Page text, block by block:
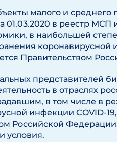
малого и среднего
в реестр МСП
в наибольшей
коронавирусной
Правительством
представителей
в отраслях
в том числе в
инфекции COVID-
Российской
условия.